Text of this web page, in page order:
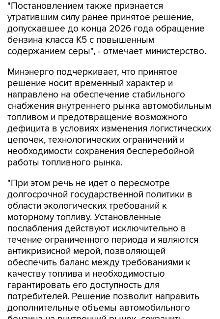
"Постановлением также признается
утратившим силу ранее принятое решение,
допускавшее до конца 2026 года обращение
бензина класса К5 с повышенным
содержанием серы", - отмечает министерство.
Минэнерго подчеркивает, что принятое
решение носит временный характер и
направлено на обеспечение стабильного
снабжения внутреннего рынка автомобильным
топливом и предотвращение возможного
дефицита в условиях изменения логистических
цепочек, технологических ограничений и
необходимости сохранения бесперебойной
работы топливного рынка.
"При этом речь не идет о пересмотре
долгосрочной государственной политики в
области экологических требований к
моторному топливу. Установленные
послабления действуют исключительно в
течение ограниченного периода и являются
антикризисной мерой, позволяющей
обеспечить баланс между требованиями к
качеству топлива и необходимостью
гарантировать его доступность для
потребителей. Решение позволит направить
дополнительные объемы автомобильного